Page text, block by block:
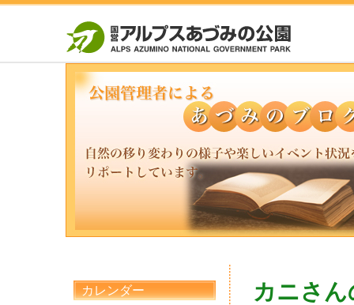
カレンダー
カニさん